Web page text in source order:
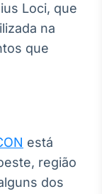
Loci, que
na
que
está
região
dos